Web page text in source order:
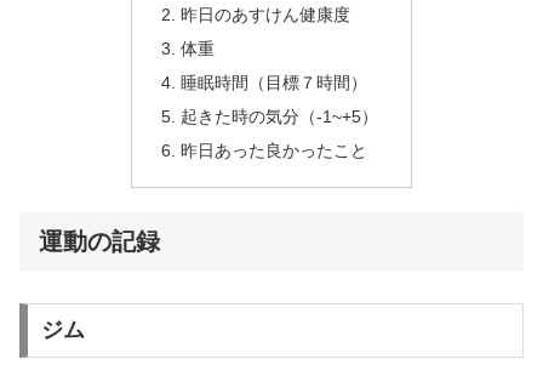
昨日のあすけん健康度
体重
睡眠時間（目標７時間）
起きた時の気分（-1~+5）
昨日あった良かったこと
運動の記録
ジム